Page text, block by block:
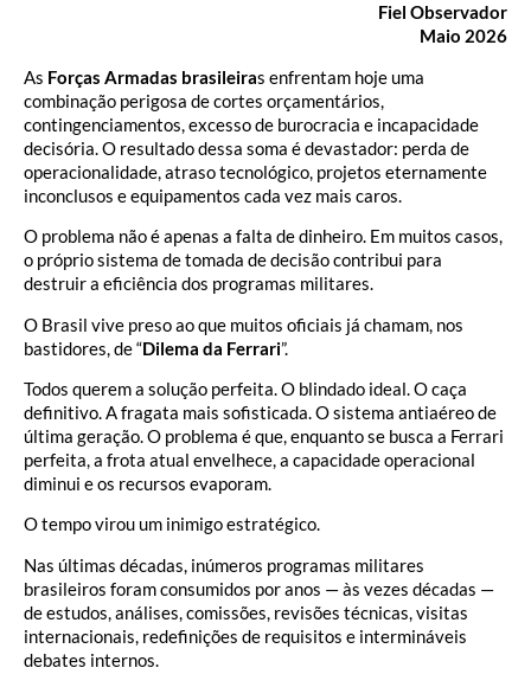
Fiel Observador
Maio 2026
As Forças Armadas brasileiras enfrentam hoje uma
combinação perigosa de cortes orçamentários,
contingenciamentos, excesso de burocracia e incapacidade
decisória. O resultado dessa soma é devastador: perda de
operacionalidade, atraso tecnológico, projetos eternamente
inconclusos e equipamentos cada vez mais caros.
O problema não é apenas a falta de dinheiro. Em muitos casos,
o próprio sistema de tomada de decisão contribui para
destruir a eficiência dos programas militares.
O Brasil vive preso ao que muitos oficiais já chamam, nos
bastidores, de “Dilema da Ferrari”.
Todos querem a solução perfeita. O blindado ideal. O caça
definitivo. A fragata mais sofisticada. O sistema antiaéreo de
última geração. O problema é que, enquanto se busca a Ferrari
perfeita, a frota atual envelhece, a capacidade operacional
diminui e os recursos evaporam.
O tempo virou um inimigo estratégico.
Nas últimas décadas, inúmeros programas militares
brasileiros foram consumidos por anos — às vezes décadas —
de estudos, análises, comissões, revisões técnicas, visitas
internacionais, redefinições de requisitos e intermináveis
debates internos.